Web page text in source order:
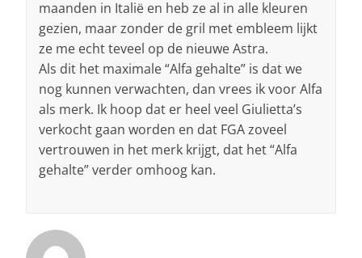
maanden in Italië en heb ze al in alle kleuren
gezien, maar zonder de gril met embleem lijkt
ze me echt teveel op de nieuwe Astra.
Als dit het maximale “Alfa gehalte” is dat we
nog kunnen verwachten, dan vrees ik voor Alfa
als merk. Ik hoop dat er heel veel Giulietta’s
verkocht gaan worden en dat FGA zoveel
vertrouwen in het merk krijgt, dat het “Alfa
gehalte” verder omhoog kan.